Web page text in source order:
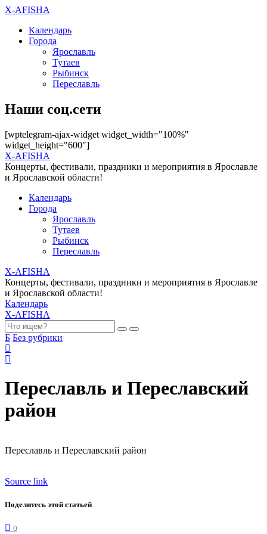
X-AFISHA
Календарь
Города
Ярославль
Тутаев
Рыбинск
Переславль
Наши соц.сети
[wptelegram-ajax-widget widget_width="100%"
widget_height="600"]
X-AFISHA
Концерты, фестивали, праздники и мероприятия в Ярославле
и Ярославской области!
Календарь
Города
Ярославль
Тутаев
Рыбинск
Переславль
X-AFISHA
Концерты, фестивали, праздники и мероприятия в Ярославле
и Ярославской области!
Календарь
X-AFISHA
Б Без рубрики
Переславль и Переславский
район
Переславль и Переславский район
Source link
Поделитесь этой статьей
0